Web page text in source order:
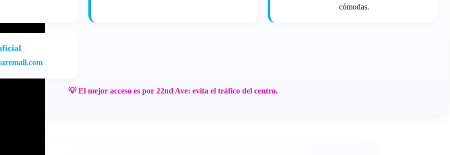
cómodas.
💡 El mejor acceso es por22nd Ave: evita el tráfico del centro.